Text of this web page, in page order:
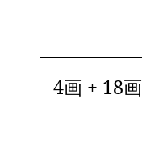
4画 + 18画